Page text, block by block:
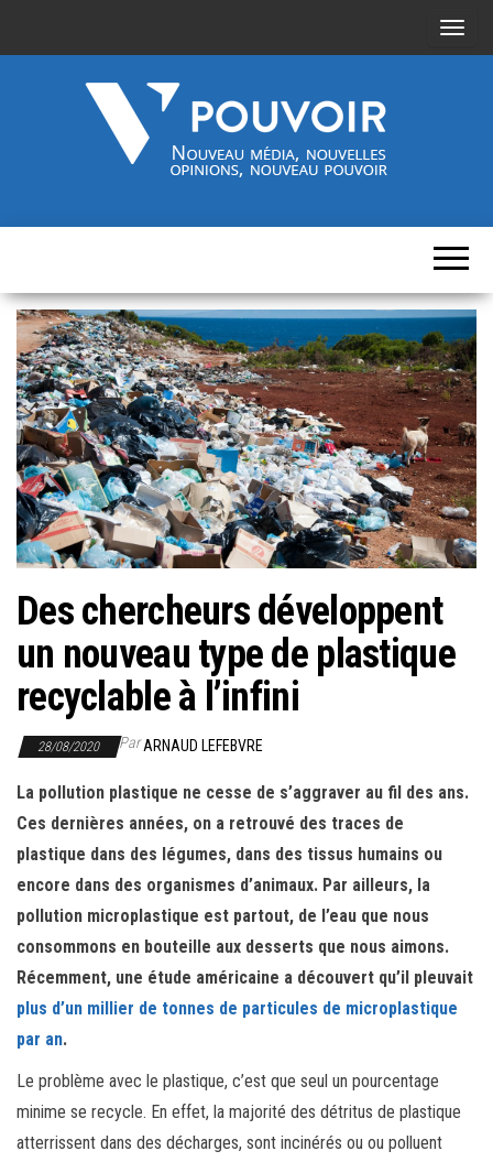
A
r
m
a
s
q
u
e
r
l
a
v
i
média,
nouveau
pouvoir
Des chercheurs développent
un nouveau type de plastique
recyclable à l’infini
28/08/2020 ParARNAUD LEFEBVRE
La pollution plastique ne cesse de s’aggraver au fil des ans.
Ces dernières années, on a retrouvé des traces de
plastique dans des légumes, dans des tissus humains ou
encore dans des organismes d’animaux. Par ailleurs, la
pollution microplastique est partout, de l’eau que nous
consommons en bouteille aux desserts que nous aimons.
Récemment, une étude américaine a découvert qu’il pleuvait
plus d’un millier de tonnes de particules de microplastique
par an.
Le problème avec le plastique, c’est que seul un pourcentage
minime se recycle. En effet, la majorité des détritus de plastique
atterrissent dans des décharges, sont incinérés ou ou polluent